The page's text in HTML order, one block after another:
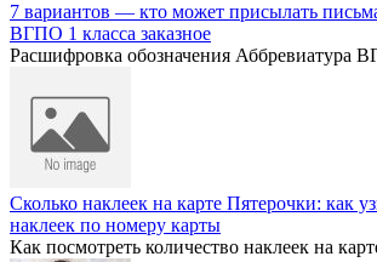
7 вариантов — кто может присылать
ВГПО 1 класса заказное
Расшифровка обозначения Аббревиатура
Сколько наклеек на карте Пятерочки: как
наклеек по номеру карты
Как посмотреть количество наклеек на